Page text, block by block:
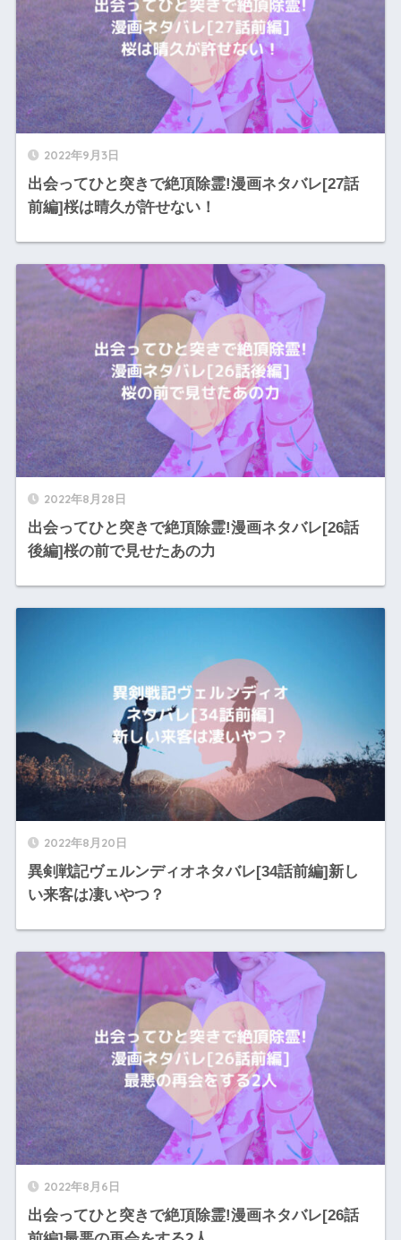
2022年9月3日
出会ってひと突きで絶頂除霊!漫画ネタバレ[27話
前編]桜は晴久が許せない！
2022年8月28日
出会ってひと突きで絶頂除霊!漫画ネタバレ[26話
後編]桜の前で見せたあの力
2022年8月20日
異剣戦記ヴェルンディオネタバレ[34話前編]新し
い来客は凄いやつ？
2022年8月6日
出会ってひと突きで絶頂除霊!漫画ネタバレ[26話